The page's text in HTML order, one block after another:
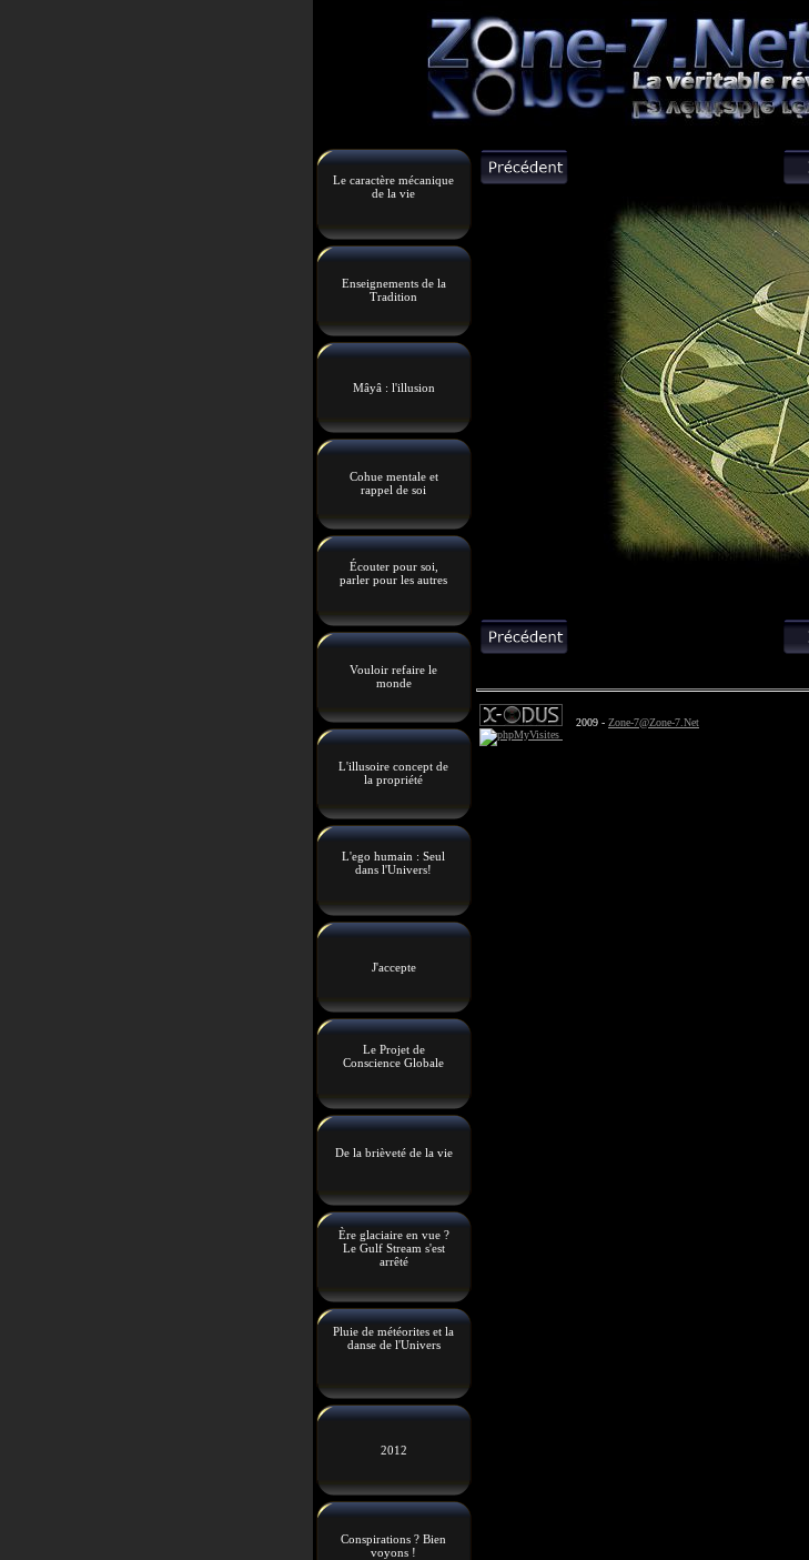
Le caractère mécanique
de la vie
Enseignements de la
Tradition
Mâyâ : l'illusion
Cohue mentale et
rappel de soi
Écouter pour soi,
parler pour les autres
Vouloir refaire le
monde
L'illusoire concept de
la propriété
L'ego humain : Seul
dans l'Univers!
J'accepte
Le Projet de
Conscience Globale
De la brièveté de la vie
Ère glaciaire en vue ?
Le Gulf Stream s'est
arrêté
Pluie de météorites et la
danse de l'Univers
2012
Conspirations ? Bien
voyons !
2009 - Zone-7@Zone-7.Net